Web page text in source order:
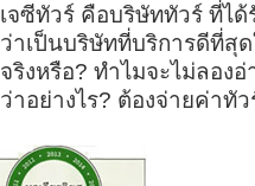
เจซีทัวร์ คือบริษัททัวร์ ที่ไ
ว่าเป็นบริษัทที่บริการดีที่สุ
จริงหรือ? ทำไมจะไม่ลอง
ว่าอย่างไร? ต้องจ่ายค่าทั